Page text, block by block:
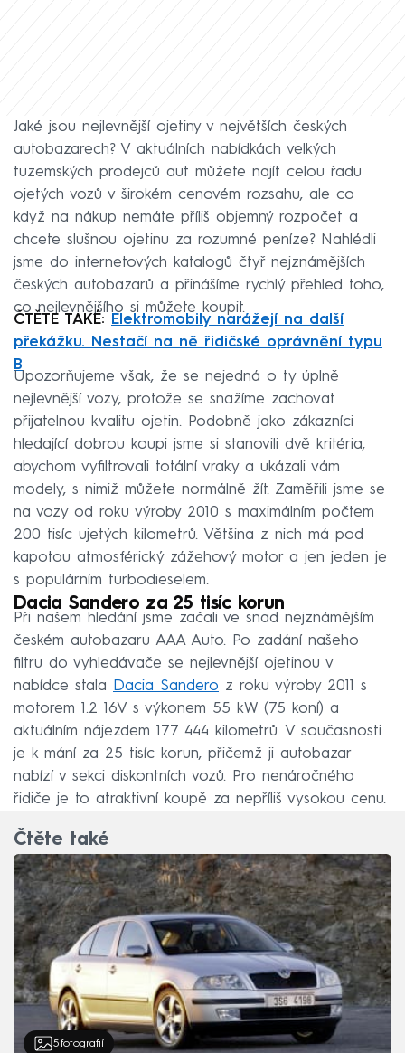
Jaké jsou nejlevnější ojetiny v největších českých
autobazarech? V aktuálních nabídkách velkých
tuzemských prodejců aut můžete najít celou řadu
ojetých vozů v širokém cenovém rozsahu, ale co
když na nákup nemáte příliš objemný rozpočet a
chcete slušnou ojetinu za rozumné peníze? Nahlédli
jsme do internetových katalogů čtyř nejznámějších
českých autobazarů a přinášíme rychlý přehled toho,
co nejlevnějšího si můžete koupit.
ČTĚTE TAKÉ: Elektromobily narážejí na další
překážku. Nestačí na ně řidičské oprávnění typu
B
Upozorňujeme však, že se nejedná o ty úplně
nejlevnější vozy, protože se snažíme zachovat
přijatelnou kvalitu ojetin. Podobně jako zákazníci
hledající dobrou koupi jsme si stanovili dvě kritéria,
abychom vyfiltrovali totální vraky a ukázali vám
modely, s nimiž můžete normálně žít. Zaměřili jsme se
na vozy od roku výroby 2010 s maximálním počtem
200 tisíc ujetých kilometrů. Většina z nich má pod
kapotou atmosférický zážehový motor a jen jeden je
s populárním turbodieselem.
Dacia Sandero za 25 tisíc korun
Při našem hledání jsme začali ve snad nejznámějším
českém autobazaru AAA Auto. Po zadání našeho
filtru do vyhledávače se nejlevnější ojetinou v
nabídce stala Dacia Sandero z roku výroby 2011 s
motorem 1.2 16V s výkonem 55 kW (75 koní) a
aktuálním nájezdem 177 444 kilometrů. V současnosti
je k mání za 25 tisíc korun, přičemž ji autobazar
nabízí v sekci diskontních vozů. Pro nenáročného
řidiče je to atraktivní koupě za nepříliš vysokou cenu.
Čtěte také
5 fotografií